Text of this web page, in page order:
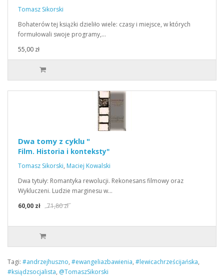
Tomasz Sikorski
Bohaterów tej książki dzieliło wiele: czasy i miejsce, w których
formułowali swoje programy,…
55,00 zł
Dwa tomy z cyklu "
Film. Historia i konteksty"
Tomasz Sikorski, Maciej Kowalski
Dwa tytuły: Romantyka rewolucji. Rekonesans filmowy oraz
Wykluczeni. Ludzie marginesu w…
60,00 zł
71,80 zł
Tagi: #andrzejhuszno, #ewangeliazbawienia, #lewicachrześcijańska,
#ksiądzsocjalista, @TomaszSikorski